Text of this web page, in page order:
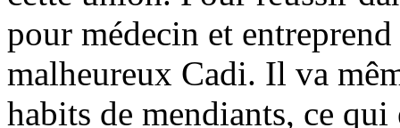
pour médecin et
malheureux Cadi. Il va
habits de mendiants, ce